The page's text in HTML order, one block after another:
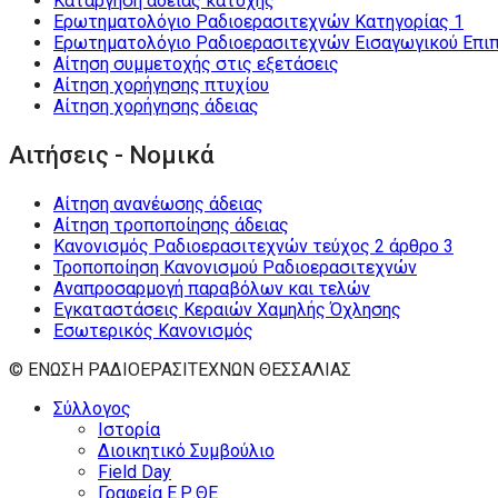
Ερωτηματολόγιο Ραδιοερασιτεχνών Κατηγορίας 1
Ερωτηματολόγιο Ραδιοερασιτεχνών Εισαγωγικού
Αίτηση συμμετοχής στις εξετάσεις
Αίτηση χορήγησης πτυχίου
Αίτηση χορήγησης άδειας
Αιτήσεις - Νομικά
Αίτηση ανανέωσης άδειας
Αίτηση τροποποίησης άδειας
Κανονισμός Ραδιοερασιτεχνών τεύχος 2 άρθρο 3
Τροποποίηση Κανονισμού Ραδιοερασιτεχνών
Αναπροσαρμογή παραβόλων και τελών
Εγκαταστάσεις Κεραιών Χαμηλής Όχλησης
Εσωτερικός Κανονισμός
© ΕΝΩΣΗ ΡΑΔΙΟΕΡΑΣΙΤΕΧΝΩΝ ΘΕΣΣΑΛΙΑΣ
Σύλλογος
Ιστορία
Διοικητικό Συμβούλιο
Field Day
Γραφεία Ε.Ρ.ΘΕ